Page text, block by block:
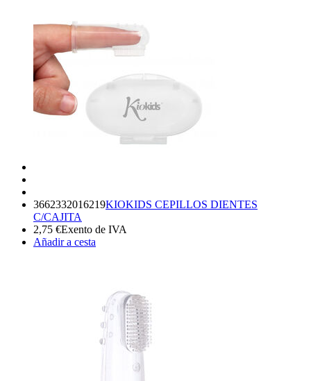
3662332016219KIOKIDS CEPILLOS DIENTES
C/CAJITA
2,75 €Exento de IVA
Añadir a cesta